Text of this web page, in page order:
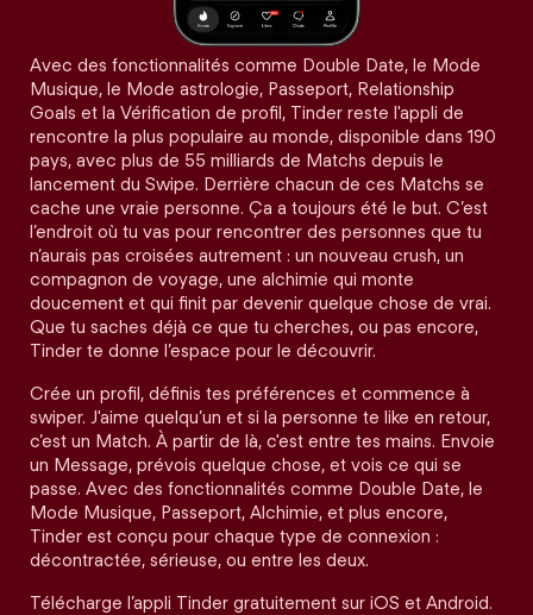
Avec des fonctionnalités comme Double Date, le Mode
Musique, le Mode astrologie, Passeport, Relationship
Goals et la Vérification de profil, Tinder reste l'appli de
rencontre la plus populaire au monde, disponible dans 190
pays, avec plus de 55 milliards de Matchs depuis le
lancement du Swipe. Derrière chacun de ces Matchs se
cache une vraie personne. Ça a toujours été le but. C’est
l’endroit où tu vas pour rencontrer des personnes que tu
n’aurais pas croisées autrement : un nouveau crush, un
compagnon de voyage, une alchimie qui monte
doucement et qui finit par devenir quelque chose de vrai.
Que tu saches déjà ce que tu cherches, ou pas encore,
Tinder te donne l’espace pour le découvrir.
Crée un profil, définis tes préférences et commence à
swiper. J'aime quelqu’un et si la personne te like en retour,
c’est un Match. À partir de là, c'est entre tes mains. Envoie
un Message, prévois quelque chose, et vois ce qui se
passe. Avec des fonctionnalités comme Double Date, le
Mode Musique, Passeport, Alchimie, et plus encore,
Tinder est conçu pour chaque type de connexion :
décontractée, sérieuse, ou entre les deux.
Télécharge l’appli Tinder gratuitement sur iOS et Android.